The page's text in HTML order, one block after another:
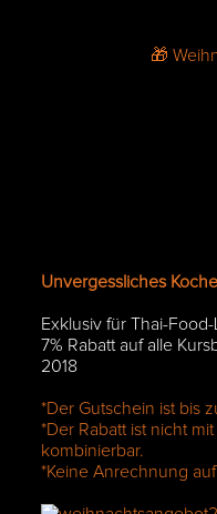
Unvergessliches
Exklusiv für Thai-
7% Rabatt auf alle
2018
*Der Gutschein ist bis
*Der Rabatt ist nicht
kombinierbar.
*Keine Anrechnung